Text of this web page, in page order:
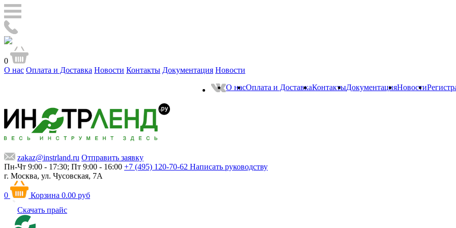
0
О нас Оплата и Доставка Новости Контакты Документация Новости
О насОплата и ДоставкаКонтактыДокументацияНовости
zakaz@instrland.ru Отправить заявку
Пн-Чт 9:00 - 17:30; Пт 9:00 - 16:00 +7 (495) 120-70-62 Написать руководству
г. Москва, ул. Чусовская, 7А
0 Корзина 0.00 руб
Скачать прайс